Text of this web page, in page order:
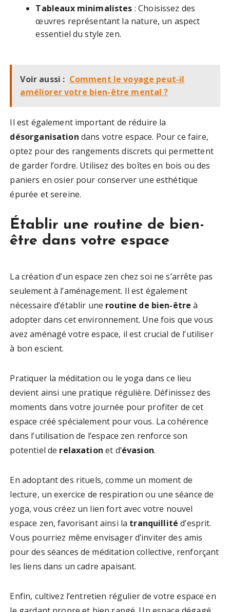
Tableaux minimalistes : Choisissez des
œuvres représentant la nature, un aspect
essentiel du style zen.
Voir aussi : Comment le voyage peut-il
améliorer votre bien-être mental ?
Il est également important de réduire la
désorganisation dans votre espace. Pour ce faire,
optez pour des rangements discrets qui permettent
de garder l’ordre. Utilisez des boîtes en bois ou des
paniers en osier pour conserver une esthétique
épurée et sereine.
Établir une routine de bien-
être dans votre espace
La création d’un espace zen chez soi ne s’arrête pas
seulement à l’aménagement. Il est également
nécessaire d’établir une routine de bien-être à
adopter dans cet environnement. Une fois que vous
avez aménagé votre espace, il est crucial de l’utiliser
à bon escient.
Pratiquer la méditation ou le yoga dans ce lieu
devient ainsi une pratique régulière. Définissez des
moments dans votre journée pour profiter de cet
espace créé spécialement pour vous. La cohérence
dans l’utilisation de l’espace zen renforce son
potentiel de relaxation et d’évasion.
En adoptant des rituels, comme un moment de
lecture, un exercice de respiration ou une séance de
yoga, vous créez un lien fort avec votre nouvel
espace zen, favorisant ainsi la tranquillité d’esprit.
Vous pourriez même envisager d’inviter des amis
pour des séances de méditation collective, renforçant
les liens dans un cadre apaisant.
Enfin, cultivez l’entretien régulier de votre espace en